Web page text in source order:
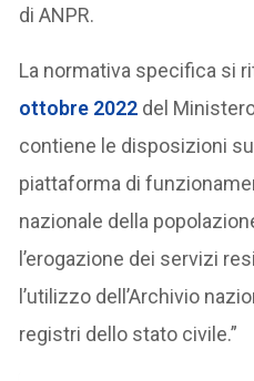
di ANPR.
La normativa specifica si
ottobre 2022 del
contiene le disposizioni
piattaforma di
nazionale della
l’erogazione dei servizi
l’utilizzo dell’Archivio
registri dello stato civile.”